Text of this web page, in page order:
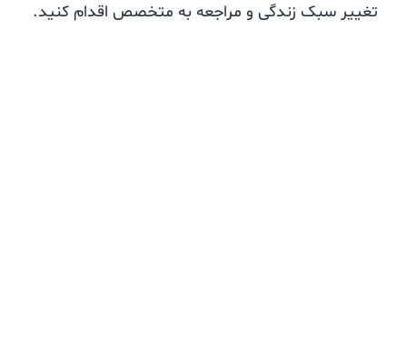
تغییر سبک زندگی و مراجعه به متخصص اقدام کنید.